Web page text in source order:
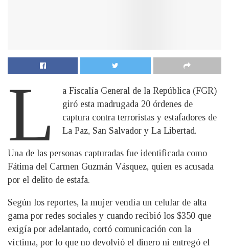
L
a Fiscalía General de la República (FGR)
giró esta madrugada 20 órdenes de
captura contra terroristas y estafadores de
La Paz, San Salvador y La Libertad.
Una de las personas capturadas fue identificada como
Fátima del Carmen Guzmán Vásquez, quien es acusada
por el delito de estafa.
Según los reportes, la mujer vendía un celular de alta
gama por redes sociales y cuando recibió los $350 que
exigía por adelantado, cortó comunicación con la
víctima, por lo que no devolvió el dinero ni entregó el